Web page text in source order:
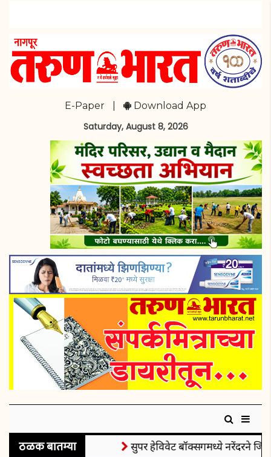
E-Paper Download App
Saturday, August 8, 2026
ठळक बातम्या सुपर हेविवेट बॉक्सिंगमध्ये नरेंदरने